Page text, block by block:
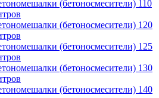
(бетоносмесители) 110
(бетоносмесители) 120
(бетоносмесители) 125
(бетоносмесители) 130
(бетоносмесители) 140